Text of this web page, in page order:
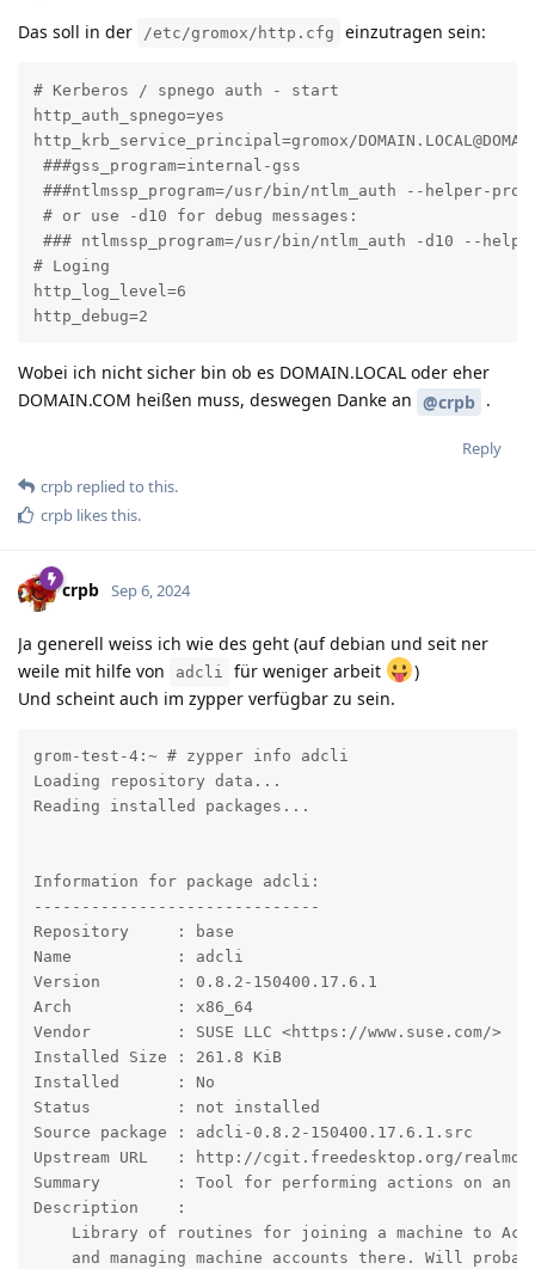
Das soll in der /etc/gromox/http.cfg einzutragen sein:
# Kerberos / spnego auth - start
http_auth_spnego=yes
http_krb_service_principal=gromox/
###gss_program=internal-gss
###ntlmssp_program=/usr/bin/ntlm_auth --helper-
# or use -d10 for debug messages:
### ntlmssp_program=/usr/bin/ntlm_auth -d10 --
# Loging
http_log_level=6
http_debug=2
Wobei ich nicht sicher bin ob es DOMAIN.LOCAL oder eher
DOMAIN.COM heißen muss, deswegen Danke an @crpb .
Reply
crpb replied to this.
crpb likes this.
crpb Sep 6, 2024
Ja generell weiss ich wie des geht (auf debian und seit ner
weile mit hilfe von
adcli für weniger arbeit
)
Und scheint auch im zypper verfügbar zu sein.
grom-test-4:~ # zypper info adcli
Loading repository data...
Reading installed packages...
Information for package adcli:
------------------------------
Repository     : base
Name           : adcli
Version        : 0.8.2-150400.17.6.1
Arch           : x86_64
Vendor         : SUSE LLC <https://www.suse.com/>
Installed Size : 261.8 KiB
Installed      : No
Status         : not installed
Source package : adcli-0.8.2-150400.17.6.1.src
Upstream URL   : http://cgit.freedesktop.org/
Summary        : Tool for performing actions on an
Description    :
Library of routines for joining a machine to
and managing machine accounts there. Will